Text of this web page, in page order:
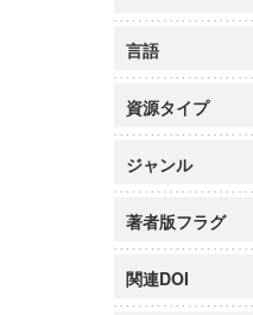
言語
資源タイプ
ジャンル
著者版フラグ
関連DOI